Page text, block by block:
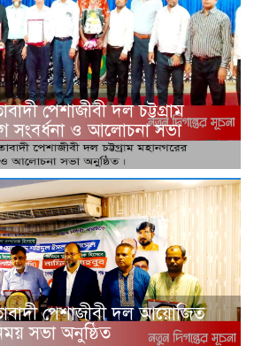
পেশাজীবী দল চট্টগ্রাম
সংবর্ধনা ও আলোচনা সভা
পেশাজীবী দল আয়োজিত
সভা অনুষ্ঠিত